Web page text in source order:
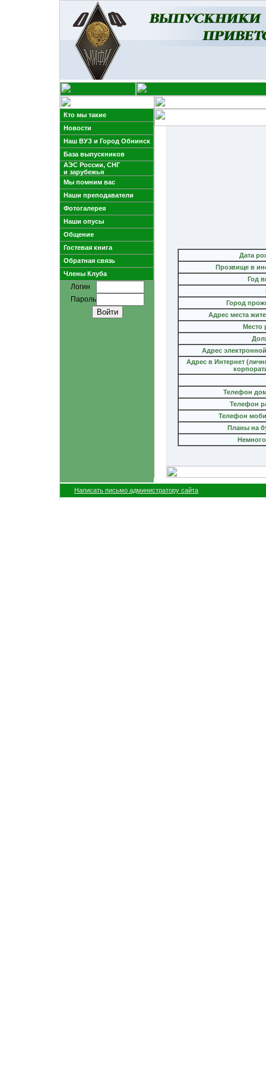
Кто мы такие
Новости
Наш ВУЗ и Город Обнинск
База выпускников
АЭС России, СНГ
и зарубежья
Мы помним вас
Наши преподаватели
Фотогалерея
Наши опусы
Общение
Гостевая книга
Обратная связь
Члены Клуба
Логин
Пароль
Дата
Прозвище в
Год
Город
Адрес места
Место
Адрес
Адрес в Интернет
Телефон
Телефон
Телефон
Планы на
Написать письмо администратору сайта